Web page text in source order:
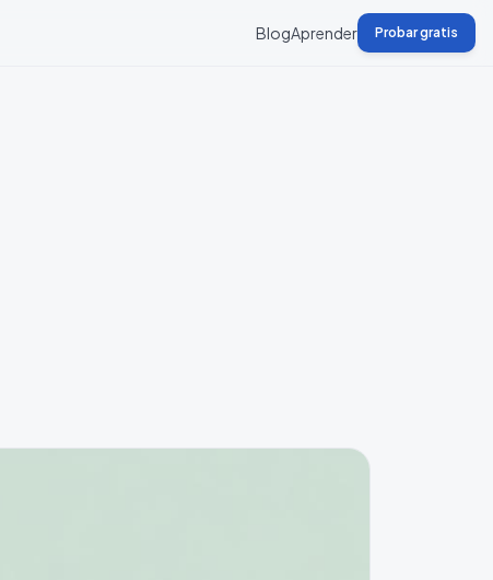
BlogAprender Probar gratis